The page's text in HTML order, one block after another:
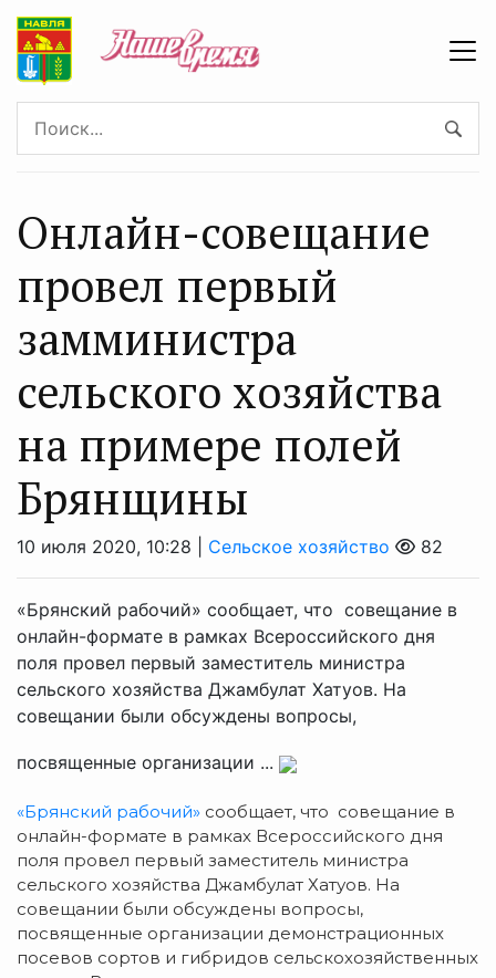
Онлайн-совещание
провел первый
замминистра
сельского хозяйства
на примере полей
Брянщины
10 июля 2020, 10:28 | Сельское хозяйство 82
«Брянский рабочий» сообщает, что совещание в
онлайн-формате в рамках Всероссийского дня
поля провел первый заместитель министра
сельского хозяйства Джамбулат Хатуов. На
совещании были обсуждены вопросы,
посвященные организации ...
«Брянский рабочий» сообщает, что совещание в
онлайн-формате в рамках Всероссийского дня
поля провел первый заместитель министра
сельского хозяйства Джамбулат Хатуов. На
совещании были обсуждены вопросы,
посвященные организации демонстрационных
посевов сортов и гибридов сельскохозяйственных